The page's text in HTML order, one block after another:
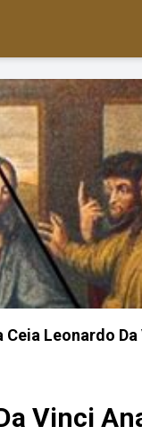
Ceia Leonardo
Vinci